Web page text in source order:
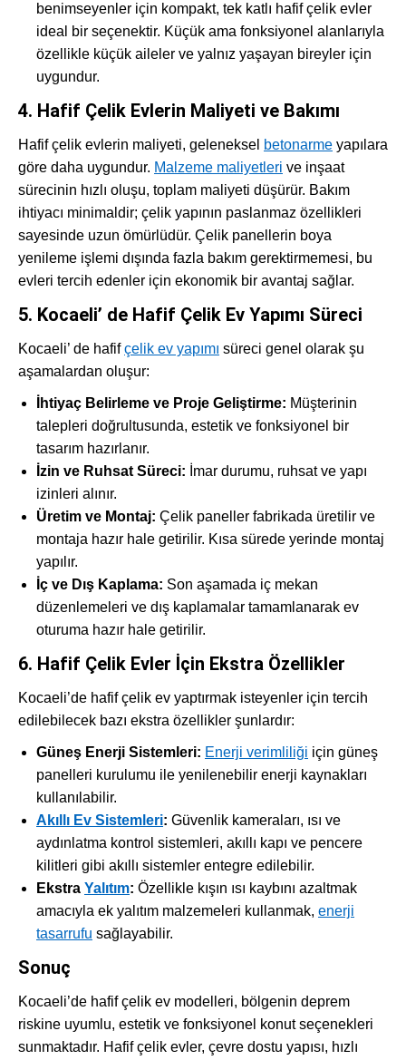
benimseyenler için kompakt, tek katlı hafif çelik evler
ideal bir seçenektir. Küçük ama fonksiyonel alanlarıyla
özellikle küçük aileler ve yalnız yaşayan bireyler için
uygundur.
4. Hafif Çelik Evlerin Maliyeti ve Bakımı
Hafif çelik evlerin maliyeti, geleneksel betonarme yapılara
göre daha uygundur. Malzeme maliyetleri ve inşaat
sürecinin hızlı oluşu, toplam maliyeti düşürür. Bakım
ihtiyacı minimaldir; çelik yapının paslanmaz özellikleri
sayesinde uzun ömürlüdür. Çelik panellerin boya
yenileme işlemi dışında fazla bakım gerektirmemesi, bu
evleri tercih edenler için ekonomik bir avantaj sağlar.
5. Kocaeli’ de Hafif Çelik Ev Yapımı Süreci
Kocaeli’ de hafifçelik ev yapımı süreci genel olarak şu
aşamalardan oluşur:
İhtiyaç Belirleme ve Proje Geliştirme: Müşterinin
talepleri doğrultusunda, estetik ve fonksiyonel bir
tasarım hazırlanır.
İzin ve Ruhsat Süreci: İmar durumu, ruhsat ve yapı
izinleri alınır.
Üretim ve Montaj: Çelik paneller fabrikada üretilir ve
montaja hazır hale getirilir. Kısa sürede yerinde montaj
yapılır.
İç ve Dış Kaplama: Son aşamada iç mekan
düzenlemeleri ve dış kaplamalar tamamlanarak ev
oturuma hazır hale getirilir.
6. Hafif Çelik Evler İçin Ekstra Özellikler
Kocaeli’de hafif çelik ev yaptırmak isteyenler için tercih
edilebilecek bazı ekstra özellikler şunlardır:
Güneş Enerji Sistemleri: Enerji verimliliği için güneş
panelleri kurulumu ile yenilenebilir enerji kaynakları
kullanılabilir.
Akıllı Ev Sistemleri: Güvenlik kameraları, ısı ve
aydınlatma kontrol sistemleri, akıllı kapı ve pencere
kilitleri gibi akıllı sistemler entegre edilebilir.
Ekstra Yalıtım: Özellikle kışın ısı kaybını azaltmak
amacıyla ek yalıtım malzemeleri kullanmak, enerji
tasarrufu sağlayabilir.
Sonuç
Kocaeli’de hafif çelik ev modelleri, bölgenin deprem
riskine uyumlu, estetik ve fonksiyonel konut seçenekleri
sunmaktadır. Hafif çelik evler, çevre dostu yapısı, hızlı